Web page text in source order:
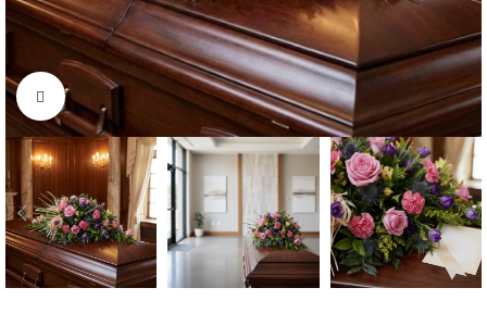
Click to enlarge